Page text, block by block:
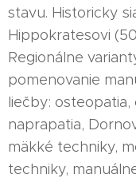
stavu. Historicky
Hippokratesovi
Regionálne
pomenovanie
liečby: osteopatia,
naprapatia,
mäkké techniky,
techniky,